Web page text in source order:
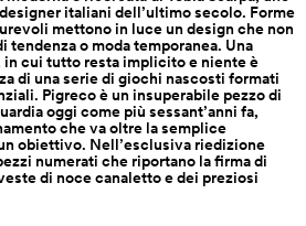
italiani dell’ultimo secolo. Forme
mettono in luce un design che non
tendenza o moda temporanea. Una
in cui tutto resta implicito e niente è
di una serie di giochi nascosti formati
Pigreco è un insuperabile pezzo di
oggi come più sessant’anni fa,
che va oltre la semplice
obiettivo. Nell’esclusiva riedizione
numerati che riportano la firma di
di noce canaletto e dei preziosi